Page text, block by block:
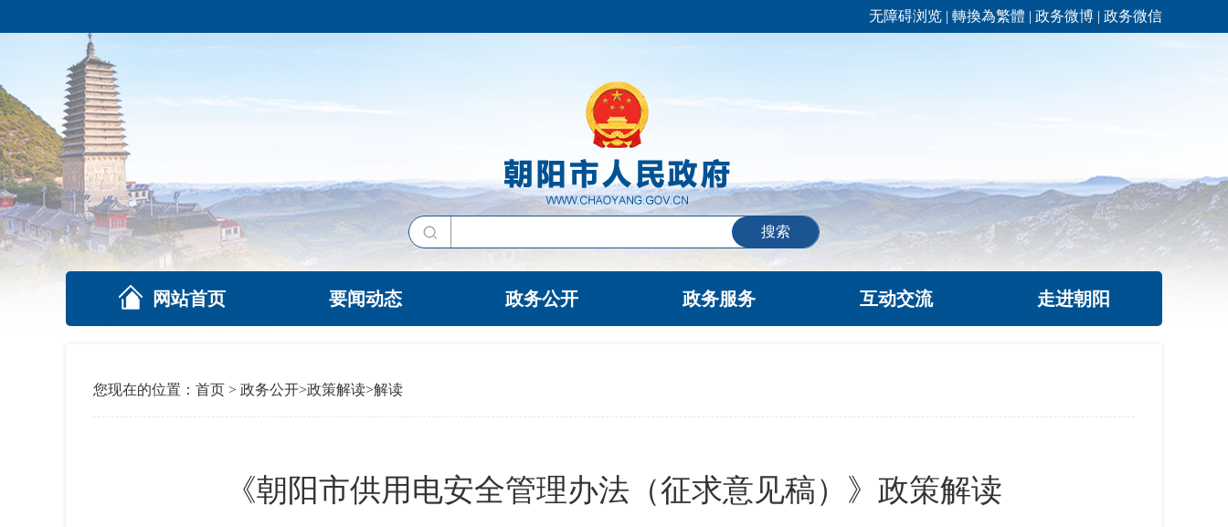
无障碍浏览 | 轉換為繁體 | 政务微博 | 政务微信
搜索
网站首页 要闻动态 政务公开 政务服务 互动交流 走进朝阳
您现在的位置： 首页 > 政务公开>政策解读>解读
《朝阳市供用电安全管理办法（征求意见稿）》政策解读